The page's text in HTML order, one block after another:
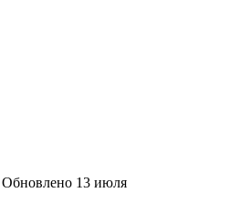
Обновлено 13 июля